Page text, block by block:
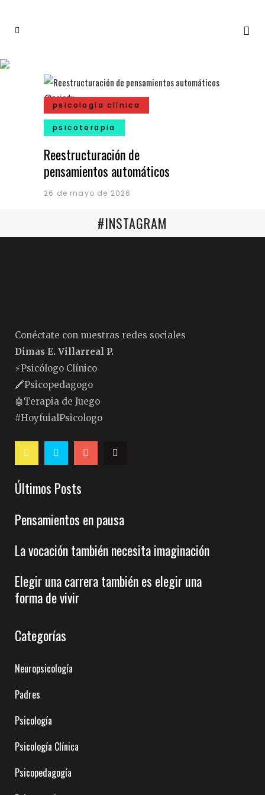
psicología clínica
psicoterapia
Reestructuración de
pensamientos automáticos
26 de mayo de 2026
#INSTAGRAM
Conéctate con nuestras redes sociales
Dimas E. Villarreal P.
⚡️Psicólogo Clínico
🖍Psicopedagogo
🤖Terapia de Juego
#HoyfuialPsicologo
Últimos Posts
Pensamientos en pausa
La vocación también necesita imaginación
Elegir una carrera también es elegir una
forma de vivir
Categorías
Neuropsicología
Padres
Psicología
Psicología Clínica
Psicopedagogía